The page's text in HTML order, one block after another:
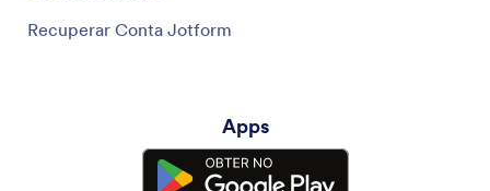
Recuperar Conta Jotform
Apps